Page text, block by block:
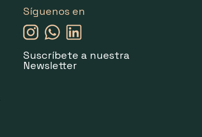
Síguenos en
Suscríbete a nuestra
Newsletter